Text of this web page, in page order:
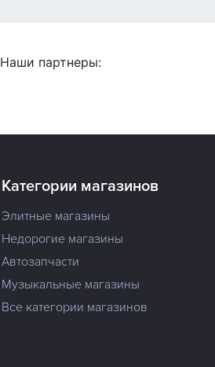
Наши партнеры:
Категории магазинов
Элитные магазины
Недорогие магазины
Автозапчасти
Музыкальные магазины
Все категории магазинов